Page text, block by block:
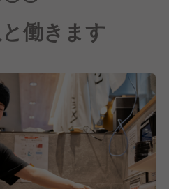
働きます